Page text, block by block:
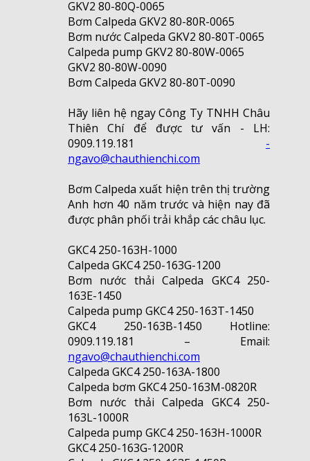
GKV2 80-80Q-0065
Bơm Calpeda GKV2 80-80R-0065
Bơm nước Calpeda GKV2 80-80T-0065
Calpeda pump GKV2 80-80W-0065
GKV2 80-80W-0090
Bơm Calpeda GKV2 80-80T-0090
Hãy liên hệ ngay Công Ty TNHH Châu
Thiên Chí để được tư vấn - LH:
0909.119.181 -
ngavo@chauthienchi.com
Bơm Calpeda xuất hiện trên thị trường
Anh hơn 40 năm trước và hiện nay đã
được phân phối trải khắp các châu lục.
GKC4 250-163H-1000
Calpeda GKC4 250-163G-1200
Bơm nước thải Calpeda GKC4 250-
163E-1450
Calpeda pump GKC4 250-163T-1450
GKC4 250-163B-1450 Hotline:
0909.119.181 – Email:
ngavo@chauthienchi.com
Calpeda GKC4 250-163A-1800
Calpeda bơm GKC4 250-163M-0820R
Bơm nước thải Calpeda GKC4 250-
163L-1000R
Calpeda pump GKC4 250-163H-1000R
GKC4 250-163G-1200R